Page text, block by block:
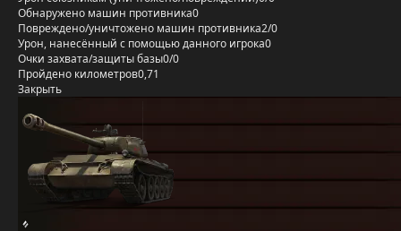
Обнаружено машин противника0
Повреждено/уничтожено машин противника2/0
Урон, нанесённый с помощью данного игрока0
Очки захвата/защиты базы0/0
Пройдено километров0,71
Закрыть